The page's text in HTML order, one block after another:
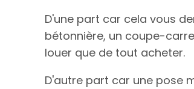
D'une part car cela vous
bétonnière, un coupe-
louer que de tout acheter.
D'autre part car une pose